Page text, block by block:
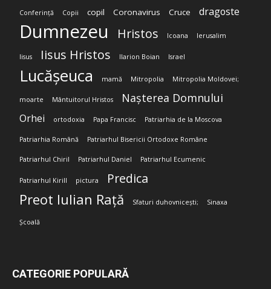
Conferință Copii copil Coronavirus Cruce dragoste
Dumnezeu Hristos Icoana Ierusalim
Iisus Iisus Hristos Ilarion Boian Israel
Lucășeuca mamă Mitropolia Mitropolia Moldovei;
moarte Mântuitorul Hristos Nașterea Domnului
Orhei ortodoxia Papa Francisc Patriarhia de la Moscova
Patriarhia Română Patriarhul Bisericii Ortodoxe Române
Patriarhul Chiril Patriarhul Daniel Patriarhul Ecumenic
Patriarhul Kirill pictura Predica
Preot Iulian Rață Sfaturi duhovnicești; Sinaxa
Școală
CATEGORIE POPULARĂ